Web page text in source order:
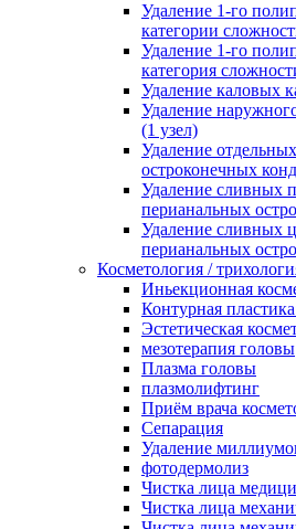
Удаление 1-го
категории
Удаление 1-го
категория
Удаление каловых
Удаление
(1 узел)
Удаление
остроконечных
Удаление сливных
перианальных
Удаление сливных
перианальных
Косметология /
Иньекционная
Контурная
Эстетическая
мезотерапия головы
Плазма головы
плазмолифтинг
Приём врача
Сепарация
Удаление
фотодермолиз
Чистка лица
Чистка лица